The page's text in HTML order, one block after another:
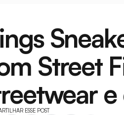
Street
ESSE POST